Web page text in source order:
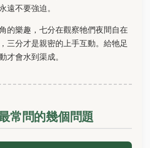
遠不要強迫。
的樂趣，七分在觀察牠們夜間自在
三分才是親密的上手互動。給牠足
才會水到渠成。
常問的幾個問題